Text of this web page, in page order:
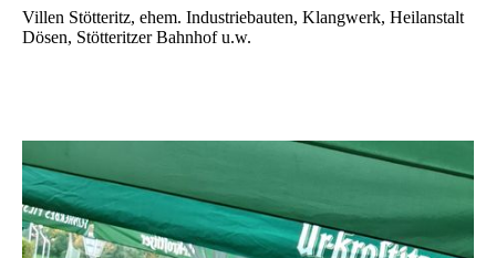
Villen Stötteritz, ehem. Industriebauten, Klangwerk, Heilanstalt
Dösen, Stötteritzer Bahnhof u.w.